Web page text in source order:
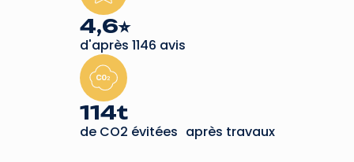
4,6⭐︎
d'après 1146 avis
114t
de CO2 évitées après travaux